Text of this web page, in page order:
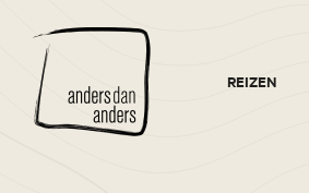
Anders
dan
Anders
REIZEN